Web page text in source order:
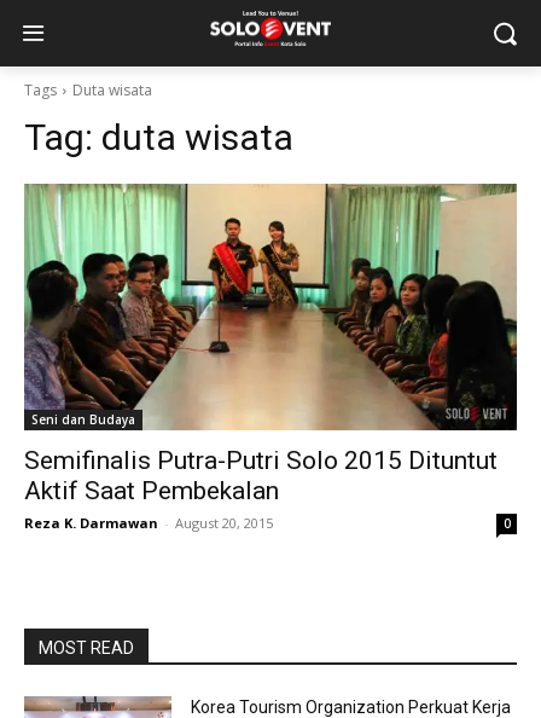
Tags Duta wisata
Tag: duta wisata
Seni dan Budaya
Semifinalis Putra-Putri Solo 2015 Dituntut
Aktif Saat Pembekalan
Reza K. Darmawan - August 20, 2015 0
MOST READ
Korea Tourism Organization Perkuat Kerja